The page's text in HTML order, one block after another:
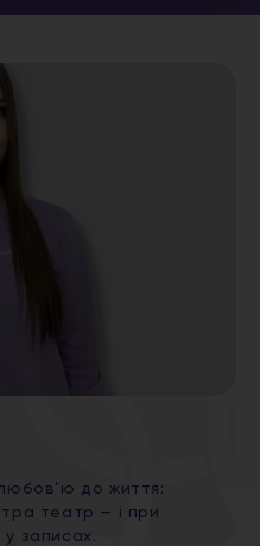
до життя:
театр — і при
записах.